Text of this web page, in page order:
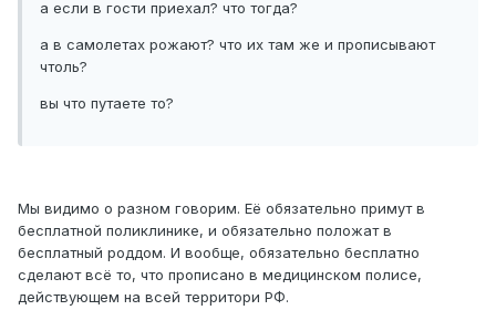
а если в гости приехал? что тогда?
а в самолетах рожают? что их там же и прописывают
чтоль?
вы что путаете то?
Мы видимо о разном говорим. Её обязательно примут в
бесплатной поликлинике, и обязательно положат в
бесплатный роддом. И вообще, обязательно бесплатно
сделают всё то, что прописано в медицинском полисе,
действующем на всей территори РФ.